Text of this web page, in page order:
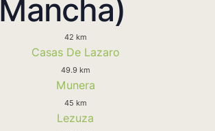
Mancha)
42 km
Casas De Lazaro
49.9 km
Munera
45 km
Lezuza